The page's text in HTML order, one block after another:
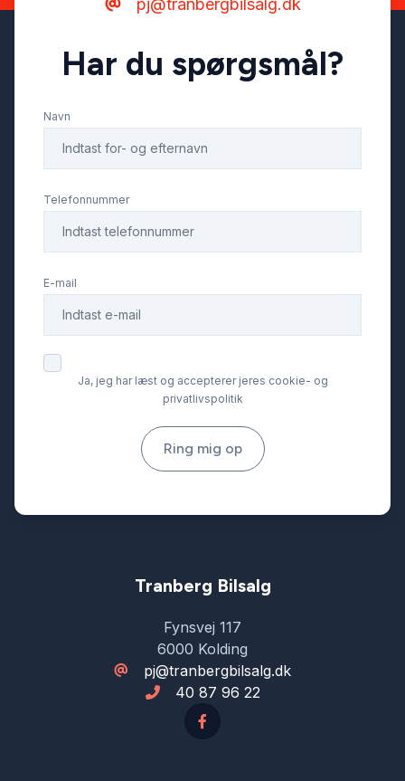
pj@tranbergbilsalg.dk
Har du spørgsmål?
Navn
Telefonnummer
E-mail
Ja, jeg har læst og accepterer jeres cookie- og
privatlivspolitik
Ring mig op
Tranberg Bilsalg
Fynsvej 117
6000 Kolding
pj@tranbergbilsalg.dk
40 87 96 22